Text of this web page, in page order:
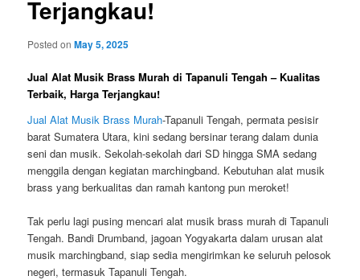
Terjangkau!
Posted onMay 5, 2025
Jual Alat Musik Brass Murah di Tapanuli Tengah – Kualitas
Terbaik, Harga Terjangkau!
Jual Alat Musik Brass Murah-Tapanuli Tengah, permata pesisir
barat Sumatera Utara, kini sedang bersinar terang dalam dunia
seni dan musik. Sekolah-sekolah dari SD hingga SMA sedang
menggila dengan kegiatan marchingband. Kebutuhan alat musik
brass yang berkualitas dan ramah kantong pun meroket!
Tak perlu lagi pusing mencari alat musik brass murah di Tapanuli
Tengah. Bandi Drumband, jagoan Yogyakarta dalam urusan alat
musik marchingband, siap sedia mengirimkan ke seluruh pelosok
negeri, termasuk Tapanuli Tengah.